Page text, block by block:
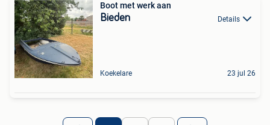
Boot met werk aan
Bieden Details
Koekelare 23 jul 26